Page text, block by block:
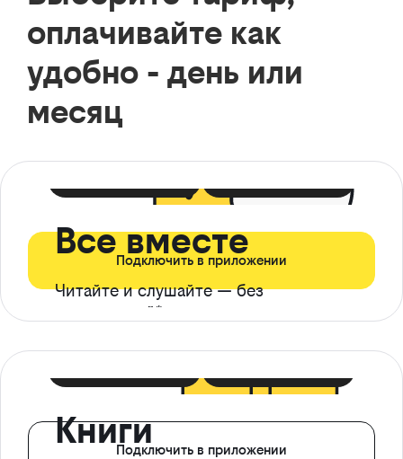
оплачивайте как
удобно - день или
месяц
Все вместе
Читайте и слушайте — без
ограничений*
Подключить в приложении
КнигиПодключить в приложении